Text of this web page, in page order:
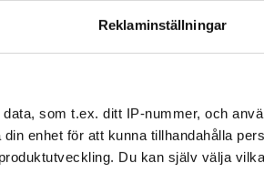
Reklaminställningar
data, som t.ex. ditt IP-nummer, och
enhet för att kunna tillhandahålla
Du kan själv välja
jobb än tidigare. Det har
har stannat av lite. I stället
att lämna pris på
inom övriga